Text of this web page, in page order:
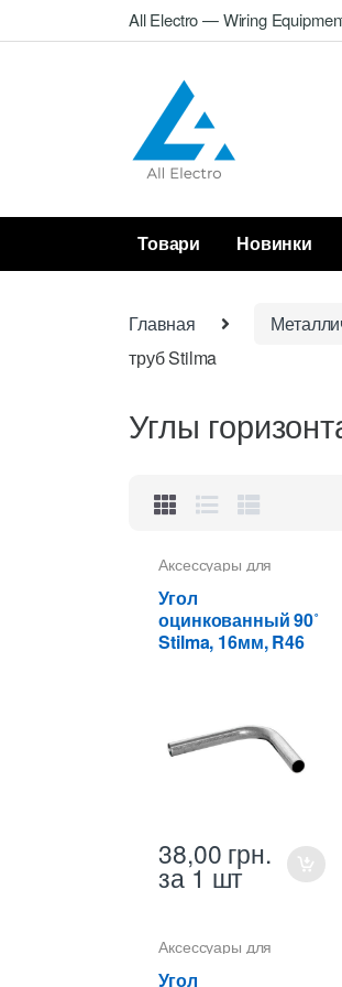
to
to
All Electro — Wiring
Товари Новинки
Главная
труб Stilma
Углы
Аксессуары для
Углы горизонтальные
для металлических
труб Stilma
Угол
оцинкованный 90˚
Stilma, 16мм, R46
38,00 грн.
за 1 шт
Аксессуары для
Углы горизонтальные
Угол